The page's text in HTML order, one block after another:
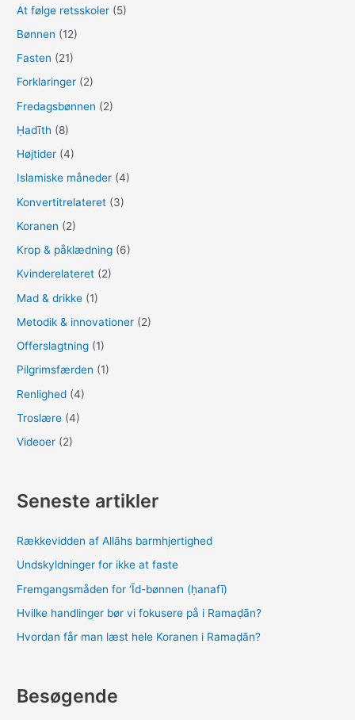
:
At følge retsskoler (5)
Bønnen (12)
Fasten (21)
Forklaringer (2)
Fredagsbønnen (2)
Ḥadīth (8)
Højtider (4)
Islamiske måneder (4)
Konvertitrelateret (3)
Koranen (2)
Krop & påklædning (6)
Kvinderelateret (2)
Mad & drikke (1)
Metodik & innovationer (2)
Offerslagtning (1)
Pilgrimsfærden (1)
Renlighed (4)
Troslære (4)
Videoer (2)
Seneste artikler
Rækkevidden af Allāhs barmhjertighed
Undskyldninger for ikke at faste
Fremgangsmåden for ‘Īd-bønnen (ḥanafī)
Hvilke handlinger bør vi fokusere på i Ramaḍān?
Hvordan får man læst hele Koranen i Ramaḍān?
Besøgende